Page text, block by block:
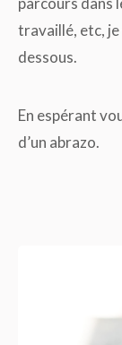
travaillé, etc,
dessous.
En espérant
d’un abrazo.